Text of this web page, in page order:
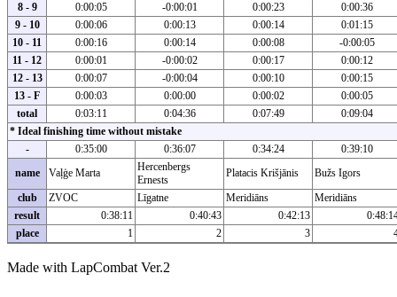
8 - 9
0:00:05 -0:00:01 0:00:23
0:00:36
9 - 10
0:00:06 0:00:13 0:00:14
0:01:15
10 - 11
0:00:16 0:00:14 0:00:08
-0:00:05
11 - 12
0:00:01 -0:00:02 0:00:17
0:00:12
12 - 13
0:00:07 -0:00:04 0:00:10
0:00:15
13 - F
0:00:03 0:00:00 0:00:02
0:00:05
total
0:03:11 0:04:36 0:07:49
0:09:04
* Ideal finishing time without mistake
-
0:35:00 0:36:07 0:34:24
0:39:10
name
Vaļģe Marta
Hercenbergs
Ernests
Platacis Krišjānis
Bužs Igors
club
ZVOC Līgatne Meridiāns
Meridiāns
result
0:38:11 0:40:43 0:42:13
place
1 2 3
Made with LapCombat Ver.2